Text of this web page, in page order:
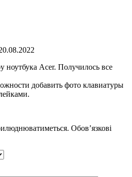
ноутбука Acer. Получилось все
добавить фото клавиатуры
Обов’язкові